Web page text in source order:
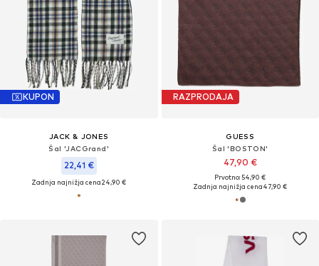
KUPON
JACK & JONES
Šal 'JACGrand'
22,41 €
Zadnja najnižja cena24,90 €
RAZPRODAJA
GUESS
Šal 'BOSTON'
47,90 €
Prvotno: 54,90 €
Zadnja najnižja cena47,90 €